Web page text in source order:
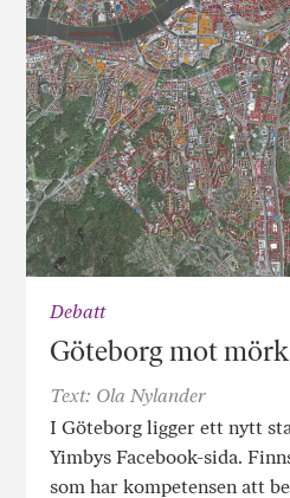
Debatt
Göteborg mot
Text: Ola Nylander
I Göteborg ligger ett nytt
Yimbys Facebook-sida.
som har kompetensen att